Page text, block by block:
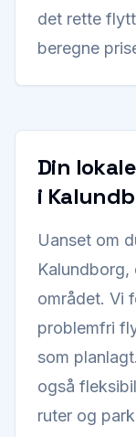
det rette
beregne
Din
i
Uanset om
området. Vi
problemfri
som
også
ruter og